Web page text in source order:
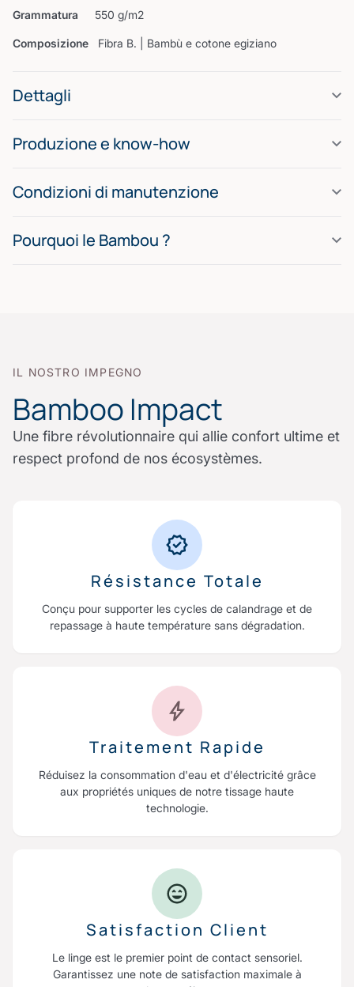
Grammatura 550 g/m2
Composizione Fibra B. | Bambù e cotone egiziano
Dettagli
Produzione e know-how
Condizioni di manutenzione
Pourquoi le Bambou ?
IL NOSTRO IMPEGNO
Bamboo Impact
Une fibre révolutionnaire qui allie confort ultime et
respect profond de nos écosystèmes.
Résistance Totale
Conçu pour supporter les cycles de calandrage et de
repassage à haute température sans dégradation.
Traitement Rapide
Réduisez la consommation d'eau et d'électricité grâce
aux propriétés uniques de notre tissage haute
technologie.
Satisfaction Client
Le linge est le premier point de contact sensoriel.
Garantissez une note de satisfaction maximale à